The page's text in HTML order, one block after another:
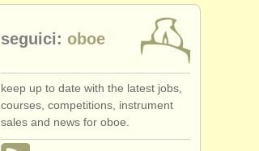
seguici: oboe
keep up to date with the latest jobs,
courses, competitions, instrument
sales and news for oboe.